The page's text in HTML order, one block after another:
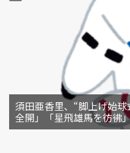
須田亜香里、“脚上げ始
全開」「星飛雄馬を彷彿